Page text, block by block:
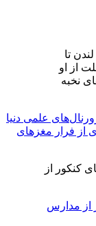
علمی دنیا
از فرار مغزهای
از مدارس